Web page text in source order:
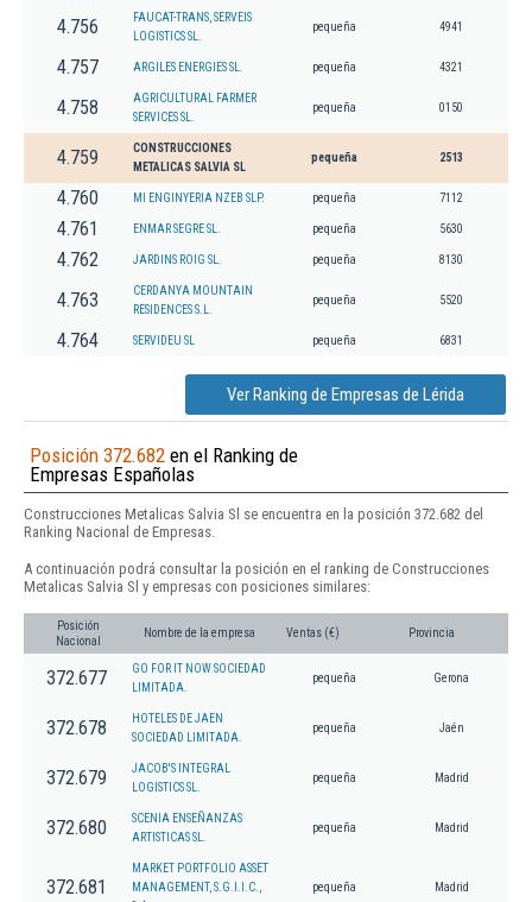
4.756
FAUCAT-TRANS, SERVEIS
LOGISTICS SL.
pequeña 4941
4.757 ARGILES ENERGIES SL. pequeña 4321
4.758
AGRICULTURAL FARMER
SERVICES SL.
pequeña 0150
4.759
CONSTRUCCIONES
METALICAS SALVIA SL
pequeña 2513
4.760 MI ENGINYERIA NZEB SLP. pequeña 7112
4.761 ENMAR SEGRE SL. pequeña 5630
4.762 JARDINS ROIG SL. pequeña 8130
4.763
CERDANYA MOUNTAIN
RESIDENCES S.L.
pequeña 5520
4.764 SERVIDEU SL pequeña 6831
Ver Ranking de Empresas de Lérida
Posición 372.682 en el Ranking de
Empresas Españolas
Construcciones Metalicas Salvia Sl se encuentra en la posición 372.682 del
Ranking Nacional de Empresas.
A continuación podrá consultar la posición en el ranking de Construcciones
Metalicas Salvia Sl y empresas con posiciones similares:
Posición
Nacional
Nombre de la empresa Ventas (€) Provincia
372.677
GO FOR IT NOW SOCIEDAD
LIMITADA.
pequeña Gerona
372.678
HOTELES DE JAEN
SOCIEDAD LIMITADA.
pequeña Jaén
372.679
JACOB'S INTEGRAL
LOGISTICS SL.
pequeña Madrid
372.680
SCENIA ENSEÑANZAS
ARTISTICAS SL.
pequeña Madrid
372.681
MARKET PORTFOLIO ASSET
MANAGEMENT, S.G.I.I.C.,
pequeña Madrid